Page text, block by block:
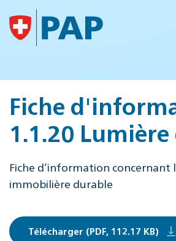
Accéder au contenu principal
Fiche
1.1.20
Fiche d’information concernant
immobilière durable
Télécharger (PDF, 112.17 KB)